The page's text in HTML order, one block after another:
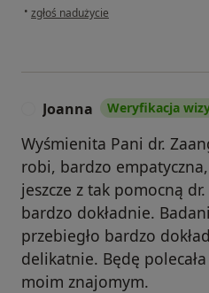
• w opinii użytkownika Bartek
zgłoś nadużycie
Joanna Weryfikacja
Wyśmienita Pani dr.
robi, bardzo
jeszcze z tak pomocną
bardzo dokładnie.
przebiegło bardzo
delikatnie. Będę
moim znajomym.